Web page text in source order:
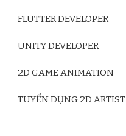
FLUTTER DEVELOPER
UNITY DEVELOPER
2D GAME ANIMATION
TUYỂN DỤNG 2D ARTIST